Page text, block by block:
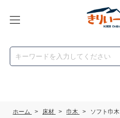
ホーム > 床材 > 巾木 > ソフト巾木